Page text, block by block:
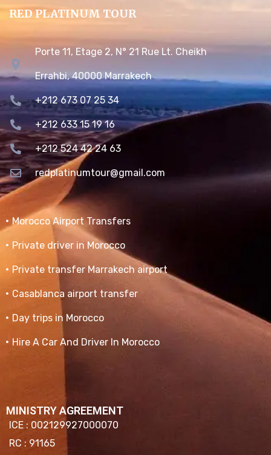
RED PLATINUM TOUR
Porte 11, Etage 2, N° 21 Rue Lt. Cheikh
Errahbi, 40000 Marrakech
+212 673 07 25 34
+212 633 15 19 16
+212 524 42 24 63
redplatinumtour@gmail.com
Morocco Airport Transfers
Private driver in Morocco
Private transfer Marrakech airport
Casablanca airport transfer
Day trips in Morocco
Hire A Car And Driver In Morocco
MINISTRY AGREEMENT
ICE : 002129927000070
RC : 91165